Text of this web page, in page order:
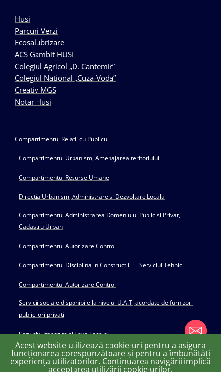
Husi
Parcuri Verzi
Ecosalubrizare
ACS Gambit HUSI
Colegiul Agricol „D. Cantemir”
Colegiul National „Cuza-Voda”
Creativ MGS
Notar Husi
Compartimentul Relatii cu Publicul
Compartimentul Urbanism, Amenajarea teritoriului
Compartimentul Resurse Umane
Directia Urbanism, Administrare si Dezvoltare Locala
Compartimentul Administrarea Domeniului Public si Privat,
Cadastru Urban
Compartimentul Autorizare Control
Compartimentul Disciplina in Constructii Serviciul Tehnic
Compartimentul Autorizare Control
Servicii sociale disponibile la nivelul U.A.T, acordate de furnizori
publici ori privati
Serviciul Impozite si Taxe Locale
Copyright © 2022 Primăria Huși - powered by Creativ MGS
Acest website utilizează cookie-uri pentru a asigura
funcționarea corespunzătoare și pentru a îmbunătăți
experiența utilizatorilor. Continuarea navigării implică
acceptarea utilizării cookie-urilor. chaty